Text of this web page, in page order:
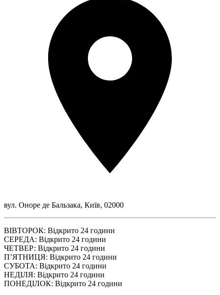
вул. Оноре де Бальзака, Київ, 02000
ВІВТОРОК: Відкрито 24 години
СЕРЕДА: Відкрито 24 години
ЧЕТВЕР: Відкрито 24 години
ПʼЯТНИЦЯ: Відкрито 24 години
СУБОТА: Відкрито 24 години
НЕДІЛЯ: Відкрито 24 години
ПОНЕДІЛОК: Відкрито 24 години